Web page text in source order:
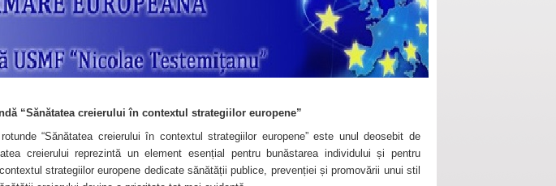
“Sănătatea creierului în contextul strategiilor europene”
“Sănătatea creierului în contextul strategiilor europene” este unul deosebit de
creierului reprezintă un element esențial pentru bunăstarea individului și pentru
strategiilor europene dedicate sănătății publice, prevenției și promovării unui stil